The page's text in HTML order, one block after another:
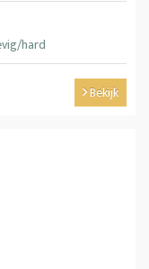
hard
Bekijk